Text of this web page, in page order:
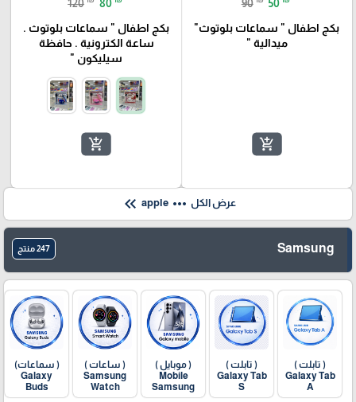
90 50
بكج اطفال " سماعات بلوتوث"
ميدالية "
add_shopping_cart
120 80
بكج اطفال " سماعات بلوتوث .
ساعة الكترونية . حافظة
سيليكون "
add_shopping_cart
عرض الكل more_horiz
keyboard_double_arrow_left
Samsung
( تابلت )
Galaxy Tab
A
( تابلت )
Galaxy Tab
S
( موبايل )
Mobile
Samsung
( ساعات )
Samsung
Watch
( سماعات)
Galaxy
Buds